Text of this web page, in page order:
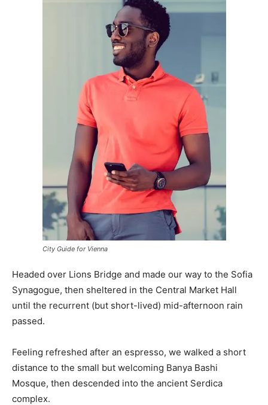
City Guide for Vienna
Headed over Lions Bridge and made our way to the Sofia
Synagogue, then sheltered in the Central Market Hall
until the recurrent (but short-lived) mid-afternoon rain
passed.
Feeling refreshed after an espresso, we walked a short
distance to the small but welcoming Banya Bashi
Mosque, then descended into the ancient Serdica
complex.